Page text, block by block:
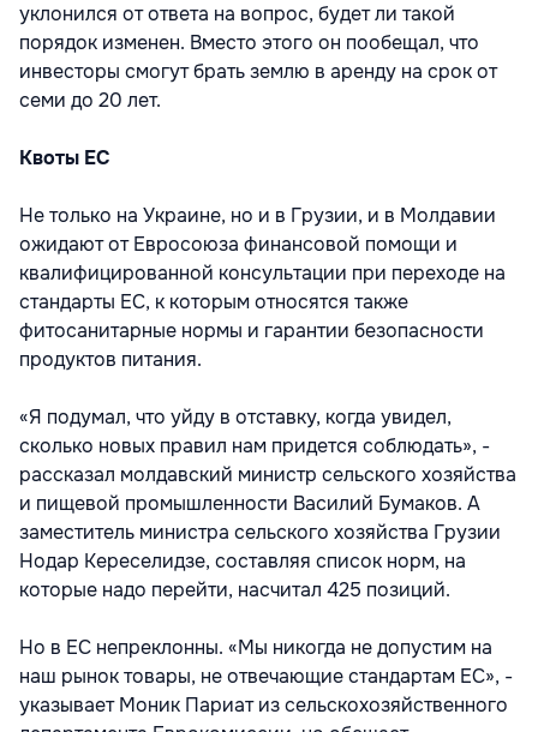
уклонился от ответа на вопрос, будет ли такой
порядок изменен. Вместо этого он пообещал, что
инвесторы смогут брать землю в аренду на срок от
семи до 20 лет.
Квоты ЕС
Не только на Украине, но и в Грузии, и в Молдавии
ожидают от Евросоюза финансовой помощи и
квалифицированной консультации при переходе на
стандарты ЕС, к которым относятся также
фитосанитарные нормы и гарантии безопасности
продуктов питания.
«Я подумал, что уйду в отставку, когда увидел,
сколько новых правил нам придется соблюдать», -
рассказал молдавский министр сельского хозяйства
и пищевой промышленности Василий Бумаков. А
заместитель министра сельского хозяйства Грузии
Нодар Кереселидзе, составляя список норм, на
которые надо перейти, насчитал 425 позиций.
Но в ЕС непреклонны. «Мы никогда не допустим на
наш рынок товары, не отвечающие стандартам ЕС», -
указывает Моник Париат из сельскохозяйственного